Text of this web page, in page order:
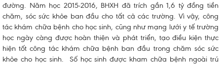
đường. Năm học 2015-2016, BHXH đã trích gần 1,6 tỷ đồng tiền
chăm, sóc sức khỏe ban đầu cho tất cả các trường. Vì vậy, công
tác khám chữa bệnh cho học sinh, cũng như mạng lưới y tế trường
học ngày càng được hoàn thiện và phát triển, tạo điều kiện thực
hiện tốt công tác khám chữa bệnh ban đầu trong chăm sóc sức
khỏe cho học sinh. Số học sinh được kham chữa bệnh ngoài trú